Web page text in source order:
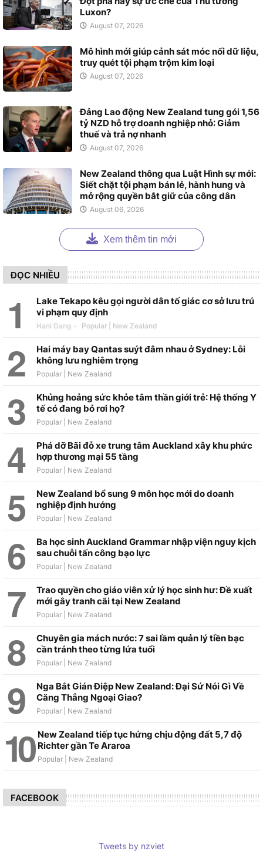
Luxon?
August 07, 2026
Mô hình mới giúp cảnh sát móc nối dữ liệu,
truy quét tội phạm trộm kim loại
August 07, 2026
Đảng Lao động New Zealand tung gói 1,56
tỷ NZD hỗ trợ doanh nghiệp nhỏ: Giảm
thuế và trả nợ nhanh
August 07, 2026
New Zealand thông qua Luật Hình sự mới:
Siết chặt tội phạm bán lẻ, hành hung và
mở rộng quyền bắt giữ của công dân
August 06, 2026
Xem thêm tin mới
ĐỌC NHIỀU
Lake Tekapo kêu gọi người dân tố giác cơ sở lưu trú
vi phạm quy định
Hani Dang -
Hai máy bay Qantas suýt đâm nhau ở Sydney: Lỗi
không lưu nghiêm trọng
Khủng hoảng sức khỏe tâm thần giới trẻ: Hệ thống Y
tế có đang bỏ rơi họ?
Phá dỡ Bãi đỗ xe trung tâm Auckland xây khu phức
hợp thương mại 55 tầng
New Zealand bổ sung 9 môn học mới do doanh
nghiệp định hướng
Ba học sinh Auckland Grammar nhập viện nguy kịch
sau chuỗi tấn công bạo lực
Trao quyền cho giáo viên xử lý học sinh hư: Đề xuất
mới gây tranh cãi tại New Zealand
Chuyên gia mách nước: 7 sai lầm quản lý tiền bạc
cần tránh theo từng lứa tuổi
Nga Bắt Gián Điệp New Zealand: Đại Sứ Nói Gì Về
Căng Thẳng Ngoại Giao?
New Zealand tiếp tục hứng chịu động đất 5,7 độ
Richter gần Te Araroa
FACEBOOK
Tweets by nzviet